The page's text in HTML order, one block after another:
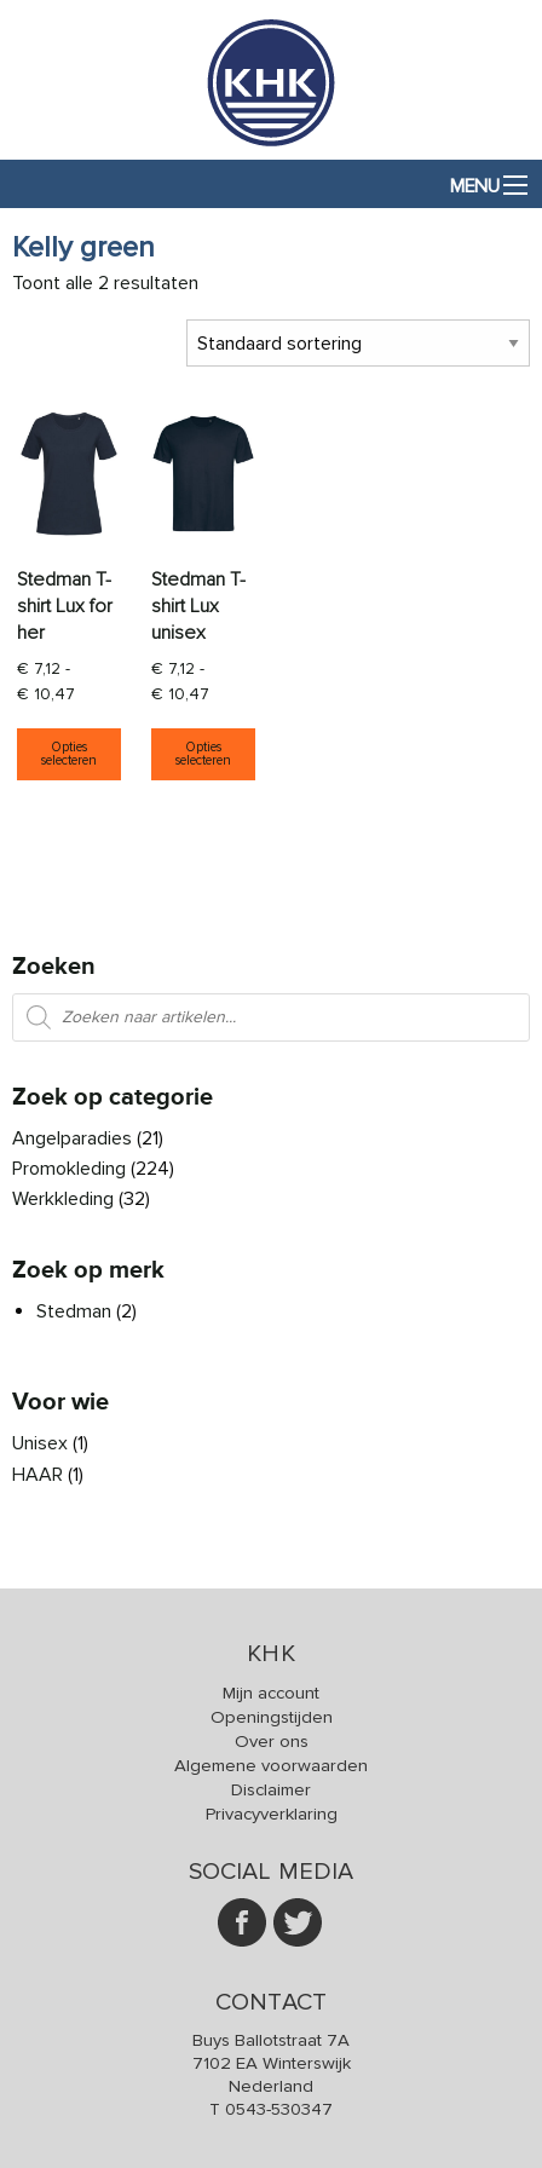
MENU
Kelly green
Toont alle 2 resultaten
Stedman T-
shirt Lux for
her
€ 7,12 -
€ 10,47 Prijsklasse: € 7,12 tot € 10,47
Opties
selecteren
Dit product heeft meerdere variaties. Deze optie
Stedman T-
shirt Lux
unisex
€ 7,12 -
€ 10,47Prijsklasse: € 7,12 tot € 10,47
Opties
selecteren
Dit product heeft meerdere
Zoeken
Producten zoeken
Zoek op categorie
Angelparadies (21)
Promokleding (224)
Werkkleding (32)
Zoek op merk
Stedman (2)
Voor wie
Unisex (1)
HAAR (1)
KHK
Mijn account
Openingstijden
Over ons
Algemene voorwaarden
Disclaimer
Privacyverklaring
SOCIAL MEDIA
CONTACT
Buys Ballotstraat 7A
7102 EA Winterswijk
Nederland
T 0543-530347